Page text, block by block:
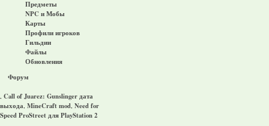
Предметы
NPC и Мобы
Карты
Профили игроков
Гильдии
Файлы
Обновления
Форум
, Call of Juarez: Gunslinger дата
выхода, MineCraft mod, Need for
Speed ProStreet для PlayStation 2